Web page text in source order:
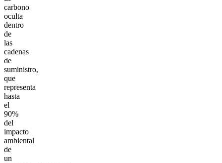
carbono
oculta
dentro
de
las
cadenas
de
suministro,
que
representa
hasta
el
90%
del
impacto
ambiental
de
un